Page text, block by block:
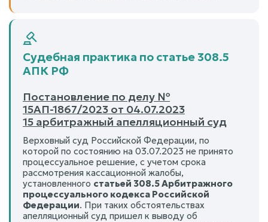
Судебная практика по статье 308.5
АПК РФ
Постановление по делу №
15АП-1867/2023 от 04.07.2023
15 арбитражный апелляционный суд
Верховный суд Российской Федерации, по
которой по состоянию на 03.07.2023 не принято
процессуальное решение, с учетом срока
рассмотрения кассационной жалобы,
установленного статьей 308.5 Арбитражного
процессуального кодекса Российской
Федерации. При таких обстоятельствах
апелляционный суд пришел к выводу об